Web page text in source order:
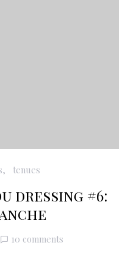
tenues
dressing #6:
10 comments